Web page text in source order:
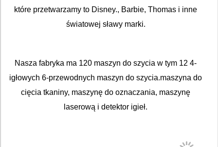
które przetwarzamy to Disney., Barbie, Thomas i inne
światowej sławy marki.
Nasza fabryka ma 120 maszyn do szycia w tym 12 4-
igłowych 6-przewodnych maszyn do szycia.maszyna do
cięcia tkaniny, maszynę do oznaczania, maszynę
laserową i detektor igieł.